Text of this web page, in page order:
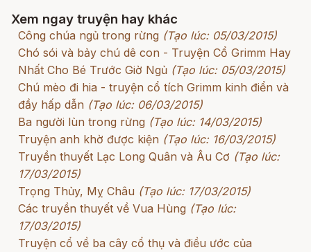
Xem ngay truyện hay khác
Công chúa ngủ trong rừng (Tạo lúc: 05/03/2015)
Chó sói và bảy chú dê con - Truyện Cổ Grimm Hay
Nhất Cho Bé Trước Giờ Ngủ (Tạo lúc: 05/03/2015)
Chú mèo đi hia - truyện cổ tích Grimm kinh điển và
đầy hấp dẫn (Tạo lúc: 06/03/2015)
Ba người lùn trong rừng (Tạo lúc: 14/03/2015)
Truyện anh khờ được kiện (Tạo lúc: 16/03/2015)
Truyền thuyết Lạc Long Quân và Âu Cơ (Tạo lúc:
17/03/2015)
Trọng Thủy, Mỵ Châu (Tạo lúc: 17/03/2015)
Các truyền thuyết về Vua Hùng (Tạo lúc:
17/03/2015)
Truyện cổ về ba cây cổ thụ và điều ước của